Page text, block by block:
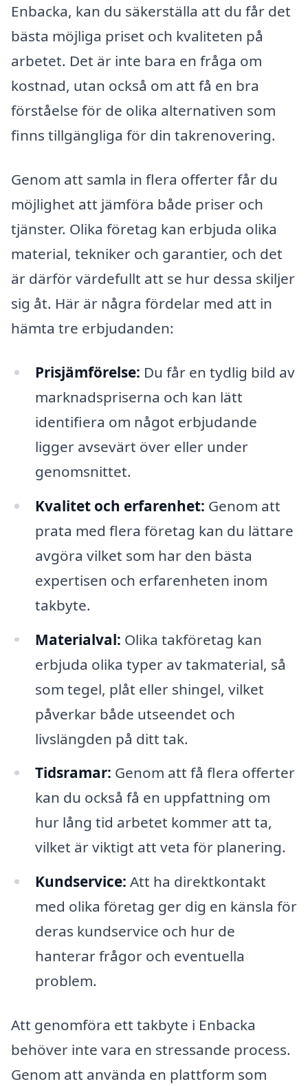
Enbacka, kan du säkerställa att du får det
bästa möjliga priset och kvaliteten på
arbetet. Det är inte bara en fråga om
kostnad, utan också om att få en bra
förståelse för de olika alternativen som
finns tillgängliga för din takrenovering.
Genom att samla in flera offerter får du
möjlighet att jämföra både priser och
tjänster. Olika företag kan erbjuda olika
material, tekniker och garantier, och det
är därför värdefullt att se hur dessa skiljer
sig åt. Här är några fördelar med att in
hämta tre erbjudanden:
Prisjämförelse: Du får en tydlig bild av
marknadspriserna och kan lätt
identifiera om något erbjudande
ligger avsevärt över eller under
genomsnittet.
Kvalitet och erfarenhet: Genom att
prata med flera företag kan du lättare
avgöra vilket som har den bästa
expertisen och erfarenheten inom
takbyte.
Materialval: Olika takföretag kan
erbjuda olika typer av takmaterial, så
som tegel, plåt eller shingel, vilket
påverkar både utseendet och
livslängden på ditt tak.
Tidsramar: Genom att få flera offerter
kan du också få en uppfattning om
hur lång tid arbetet kommer att ta,
vilket är viktigt att veta för planering.
Kundservice: Att ha direktkontakt
med olika företag ger dig en känsla för
deras kundservice och hur de
hanterar frågor och eventuella
problem.
Att genomföra ett takbyte i Enbacka
behöver inte vara en stressande process.
Genom att använda en plattform som